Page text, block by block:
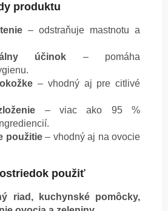
produktu
– odstraňuje mastnotu a
účinok – pomáha
– vhodný aj pre citlivé
– viac ako 95 %
použitie– vhodný aj na ovocie
použiť
riad, kuchynské pomôcky,